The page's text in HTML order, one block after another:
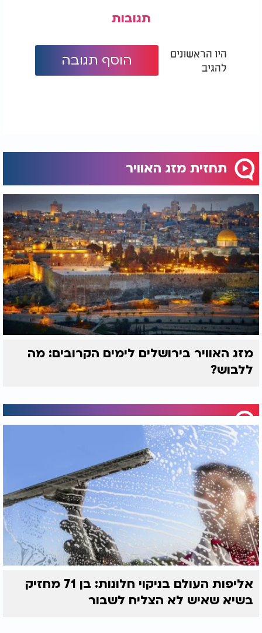
תגובות
היו הראשונים
להגיב
הוסף תגובה
תחזית מזג האוויר
מזג האוויר בירושלים לימים הקרובים: מה
ללבוש?
אליפות העולם בניקוי חלונות: בן 71 מחזיק
בשיא שאיש לא הצליח לשבור